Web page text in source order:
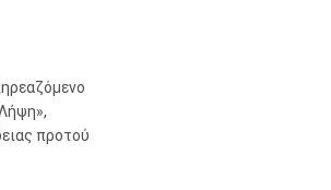
προτού